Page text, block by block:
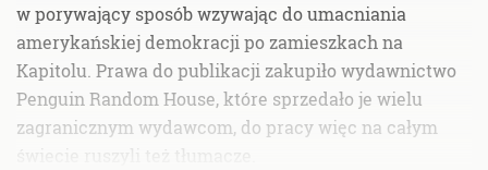
w porywający sposób wzywając do umacniania
amerykańskiej demokracji po zamieszkach na
Kapitolu. Prawa do publikacji zakupiło wydawnictwo
Penguin Random House, które sprzedało je wielu
zagranicznym wydawcom, do pracy więc na całym